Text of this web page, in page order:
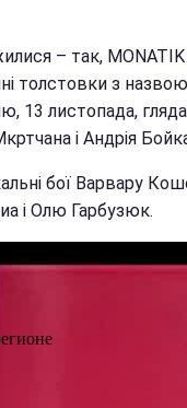
– так, MONATIK
толстовки з назвою
13 листопада,
і Андрія
бої Варвару
і Олю Гарбузюк.